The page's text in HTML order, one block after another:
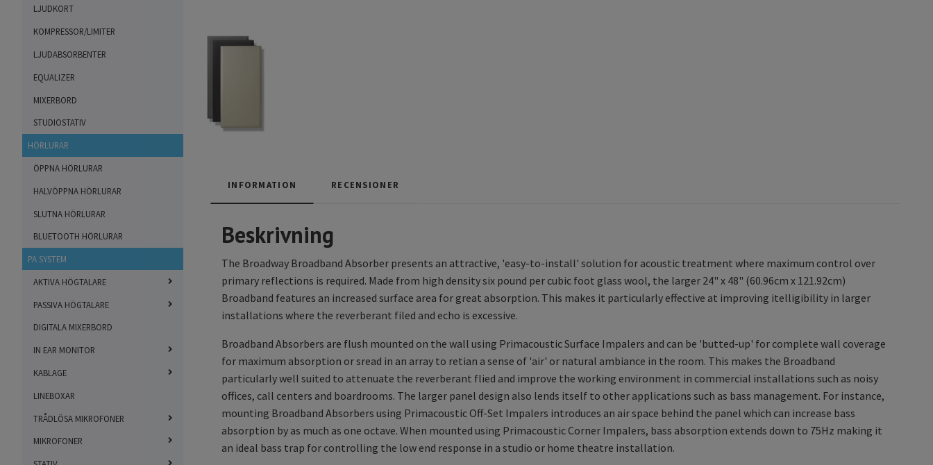
LJUDKORT
KOMPRESSOR/LIMITER
LJUDABSORBENTER
EQUALIZER
MIXERBORD
STUDIOSTATIV
HÖRLURAR
ÖPPNA HÖRLURAR
HALVÖPPNA HÖRLURAR
SLUTNA HÖRLURAR
BLUETOOTH HÖRLURAR
PA SYSTEM
AKTIVA HÖGTALARE
PASSIVA HÖGTALARE
DIGITALA MIXERBORD
IN EAR MONITOR
KABLAGE
LINEBOXAR
TRÅDLÖSA MIKROFONER
MIKROFONER
INFORMATION RECENSIONER
Beskrivning
The Broadway Broadband Absorber presents an attractive, 'easy-to-install' solution for acoustic treatment where maximum control over
primary reflections is required. Made from high density six pound per cubic foot glass wool, the larger 24" x 48" (60.96cm x 121.92cm)
Broadband features an increased surface area for great absorption. This makes it particularly effective at improving itelligibility in larger
installations where the reverberant filed and echo is excessive.
Broadband Absorbers are flush mounted on the wall using Primacoustic Surface Impalers and can be 'butted-up' for complete wall coverage
for maximum absorption or sread in an array to retian a sense of 'air' or natural ambiance in the room. This makes the Broadband
particularly well suited to attenuate the reverberant flied and improve the working environment in commercial installations such as noisy
offices, call centers and boardrooms. The larger panel design also lends itself to other applications such as bass management. For instance,
mounting Broadband Absorbers using Primacoustic Off-Set Impalers introduces an air space behind the panel which can increase bass
absorption by as much as one octave. When mounted using Primacoustic Corner Impalers, bass absorption extends down to 75Hz making it
an ideal bass trap for controlling the low end response in a studio or home theatre installation.